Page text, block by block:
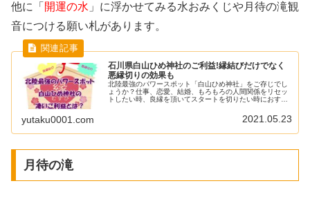
他に「 開運の水 」に浮かせてみる水おみくじや月待の滝観
音につける願い札があります。
石川県白山ひめ神社のご利益!縁結びだけでなく
悪縁切りの効果も
北陸最強のパワースポット「白山ひめ神社」をご存じでし
ょうか？仕事、恋愛、結婚、もろもろの人間関係をリセッ
トしたい時、良縁を頂いてスタートを切りたい時におすす
yutaku0001.com 2021.05.23
月待の滝